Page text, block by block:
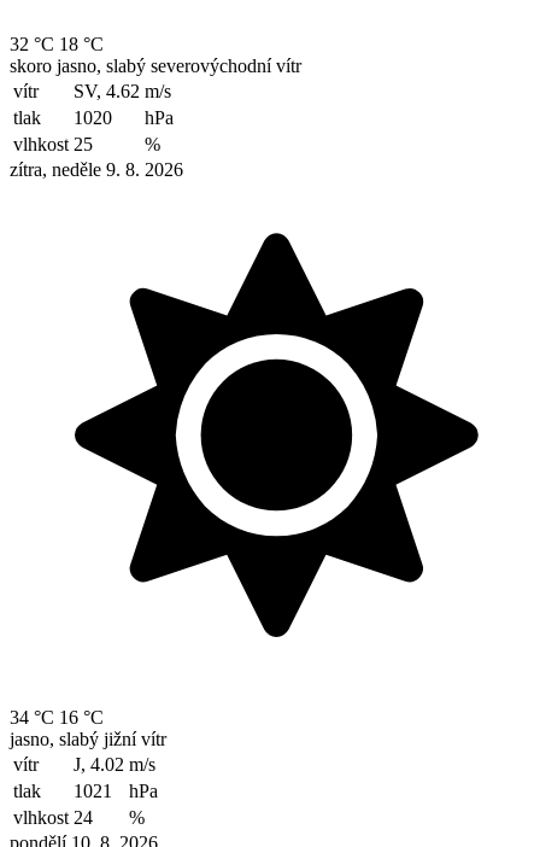
32 °C 18 °C
skoro jasno, slabý severovýchodní vítr
vítr
SV, 4.62 m/s
tlak
1020
hPa
vlhkost 25
%
zítra, neděle 9. 8. 2026
34 °C 16 °C
jasno, slabý jižní vítr
vítr
J, 4.02 m/s
tlak
1021
hPa
vlhkost 24
%